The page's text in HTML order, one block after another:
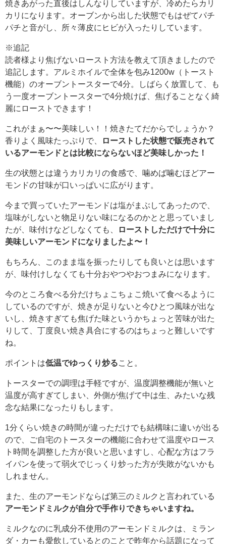
焼きあがった直後はしんなりしていますが、冷めたらカリ
カリになります。オーブンから出した状態でもはぜてパチ
パチと音がし、所々薄皮にヒビが入ったりしています。
※追記
読者様より焦げないロースト方法を教えて頂きましたので
追記します。アルミホイルで全体を包み1200w（トースト
機能）のオーブントースターで4分。しばらく放置して、も
う一度オーブントースターで4分焼けば、焦げることなく綺
麗にローストできます！
これがまぁ〜〜美味しい！！焼きたてだからでしょうか？
香りよく風味たっぷりで、
ローストした状態で販売されて
いるアーモンドとは比較にならないほど美味しかった！
生の状態とは違うカリカリの食感で、噛めば噛むほどアー
モンドの甘味が口いっぱいに広がります。
今まで買っていたアーモンドは塩がまぶしてあったので、
塩味がしないと物足りない味になるのかとと思っていまし
たが、味付けなどしなくても、
ローストしただけで十分に
美味しいアーモンドになりましたよ〜！
もちろん、このまま塩を振ったりしても良いとは思います
が、味付けしなくても十分おやつやおつまみになります。
今のところ食べる分だけちょこちょこ焼いて食べるように
しているのですが、焼きが足りないと今ひとつ風味が出な
いし、焼きすぎても焦げた味というかちょっと苦味が出た
りして、丁度良い焼き具合にするのはちょっと難しいです
ね。
ポイントは低温でゆっくり炒ること。
トースターでの調理は手軽ですが、温度調整機能が無いと
温度が高すぎてしまい、外側が焦げて中は生、みたいな残
念な結果になったりもします。
1分くらい焼きの時間が違っただけでも結構味に違いが出る
ので、ご自宅のトースターの機能に合わせて温度やロース
ト時間を調整した方が良いと思いますし、心配な方はフラ
イパンを使って弱火でじっくり炒った方が失敗がないかも
しれません。
また、生のアーモンドならば第三のミルクと言われている
アーモンドミルクが自分で手作りできちゃいますね。
ミルクなのに乳成分不使用のアーモンドミルクは、ミラン
ダ・カーも愛飲しているとのことで昨年から話題になって